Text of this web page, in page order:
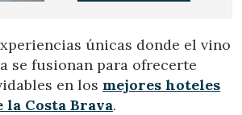
únicas donde el vino
se fusionan para ofrecerte
en los mejores hoteles
la Costa Brava.